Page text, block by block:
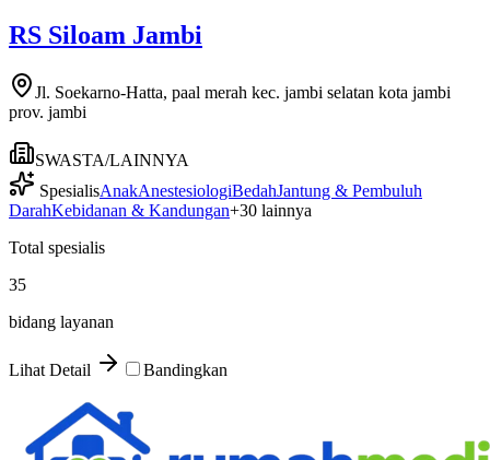
RS Siloam Jambi
Jl. Soekarno-Hatta, paal merah kec. jambi selatan kota jambi
prov. jambi
SWASTA/LAINNYA
SpesialisAnakAnestesiologiBedahJantung & Pembuluh
DarahKebidanan & Kandungan+30 lainnya
Total spesialis
35
bidang layanan
Lihat Detail Bandingkan